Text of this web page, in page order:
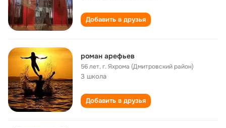
Добавить в друзья
роман арефьев
56 лет,г. Яхрома (Дмитровский район)
3 школа
Добавить в друзья